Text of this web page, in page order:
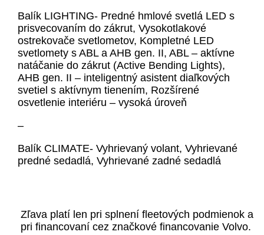
Balík LIGHTING- Predné hmlové svetlá LED s
prisvecovaním do zákrut, Vysokotlakové
ostrekovače svetlometov, Kompletné LED
svetlomety s ABL a AHB gen. II, ABL – aktívne
natáčanie do zákrut (Active Bending Lights),
AHB gen. II – inteligentný asistent diaľkových
svetiel s aktívnym tienením, Rozšírené
osvetlenie interiéru – vysoká úroveň
–
Balík CLIMATE- Vyhrievaný volant, Vyhrievané
predné sedadlá, Vyhrievané zadné sedadlá
Zľava platí len pri splnení fleetových podmienok a
pri financovaní cez značkové financovanie Volvo.